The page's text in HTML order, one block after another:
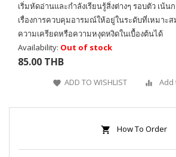
เริ่มหัดอ่านและกำลังเรียนรู้สิ่งต่างๆ รอบตัว เน้น
เรื่องการควบคุมอารมณ์ให้อยู่ในระดับที่เหมาะ
ความเครียดหรือความหงุดหงิดในเบื้องต้นได้
Availability: Out of stock
85.00 THB
ADD TO WISHLIST Add
How To Order